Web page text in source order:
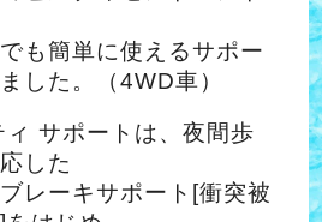
も簡単に使えるサポー
した。（4WD車）
ィ サポートは、夜間歩
した
レーキサポート[衝突被